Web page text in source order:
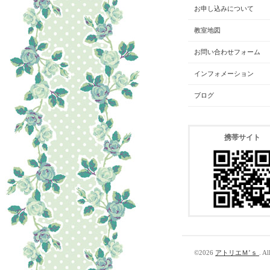
お申し込みについて
教室地図
お問い合わせフォーム
インフォメーション
ブログ
携帯サイト
©2026 アトリエＭ’ｓ .